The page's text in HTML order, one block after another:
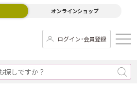
オンラインショップ
ログイン･会員登録